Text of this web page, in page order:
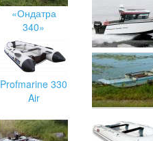
«Ондатра
340»
Profmarine 330
Air